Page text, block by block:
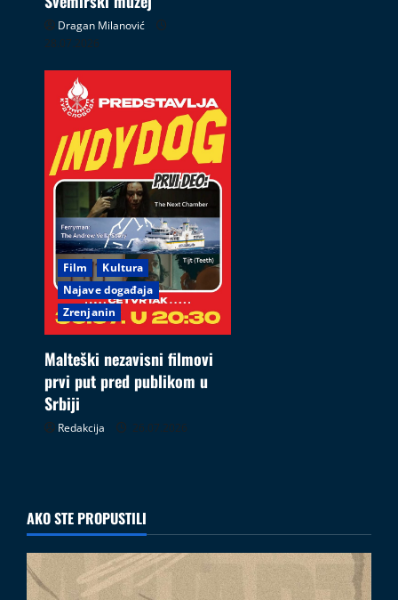
Dragan Milanović
28.07.2026
Film
Kultura
Najave događaja
Zrenjanin
Malteški nezavisni filmovi
prvi put pred publikom u
Srbiji
Redakcija 26.07.2026
AKO STE PROPUSTILI